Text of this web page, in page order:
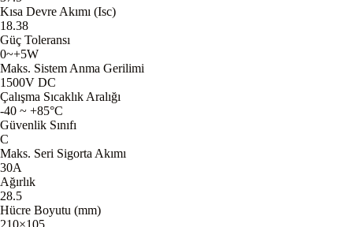
Kısa Devre Akımı (Isc)
18.38
Güç Toleransı
0~+5W
Maks. Sistem Anma Gerilimi
1500V DC
Çalışma Sıcaklık Aralığı
-40 ~ +85°C
Güvenlik Sınıfı
C
Maks. Seri Sigorta Akımı
30A
Ağırlık
28.5
Hücre Boyutu (mm)
210×105